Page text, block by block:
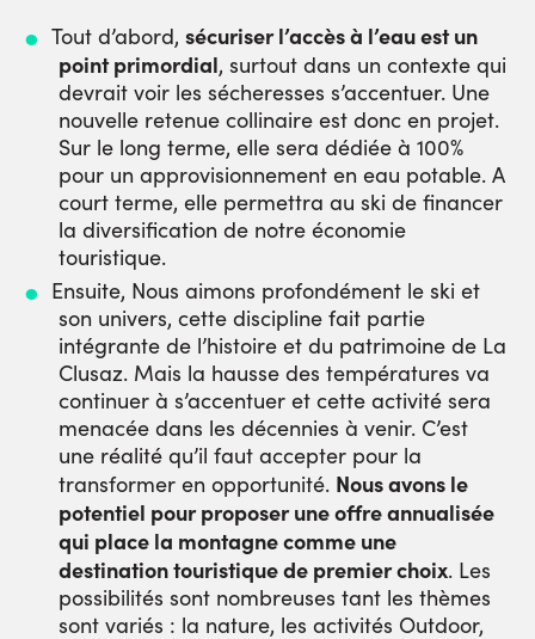
Tout d’abord, sécuriser l’accès à l’eau est un
point primordial, surtout dans un contexte qui
devrait voir les sécheresses s’accentuer. Une
nouvelle retenue collinaire est donc en projet.
Sur le long terme, elle sera dédiée à 100%
pour un approvisionnement en eau potable. A
court terme, elle permettra au ski de financer
la diversification de notre économie
touristique.
Ensuite, Nous aimons profondément le ski et
son univers, cette discipline fait partie
intégrante de l’histoire et du patrimoine de La
Clusaz. Mais la hausse des températures va
continuer à s’accentuer et cette activité sera
menacée dans les décennies à venir. C’est
une réalité qu’il faut accepter pour la
transformer en opportunité. Nous avons le
potentiel pour proposer une offre annualisée
qui place la montagne comme une
destination touristique de premier choix. Les
possibilités sont nombreuses tant les thèmes
sont variés : la nature, les activités Outdoor,